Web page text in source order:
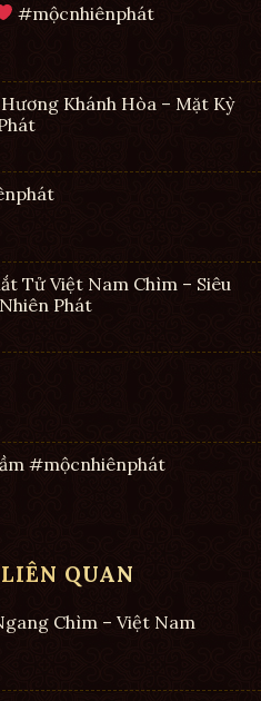
#mộcnhiênphát
Khánh Hòa – Mặt Kỳ
Tử Việt Nam Chìm – Siêu
Phát
#mộcnhiênphát
QUAN
Chìm – Việt Nam